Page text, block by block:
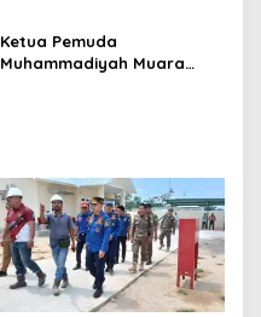
Muara Enim Turun Verifikasi
Ketua Pemuda
Muhammadiyah Muara